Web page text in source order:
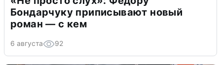
Бондарчуку приписывают новый
роман — с кем
6 августа 92